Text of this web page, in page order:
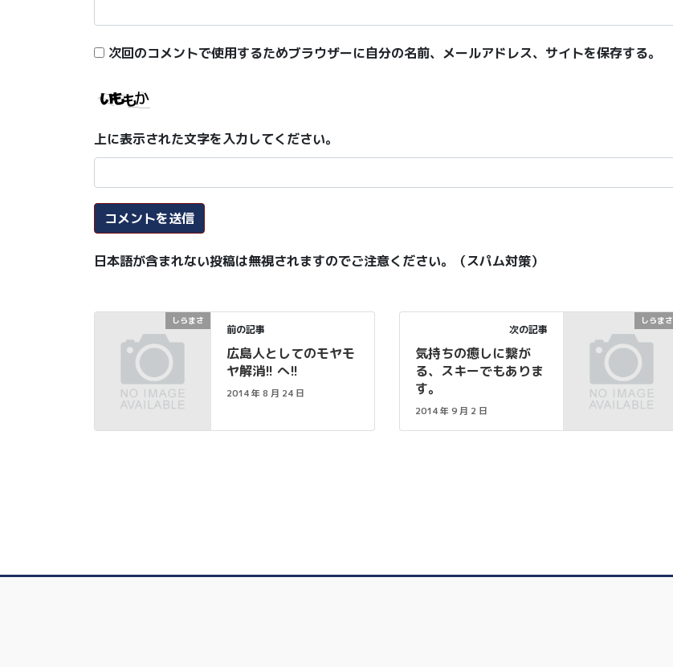
次回のコメントで使用するためブラウザーに自分の名前、メールアドレス、サイトを保存する。
上に表示された文字を入力してください。
日本語が含まれない投稿は無視されますのでご注意ください。（スパム対策）
しらまさ
前の記事
広島人としてのモヤモ
ヤ解消!! へ!!
2014 年 8 月 24 日
しらまさ
次の記事
気持ちの癒しに繋が
る、スキーでもありま
す。
2014 年 9 月 2 日